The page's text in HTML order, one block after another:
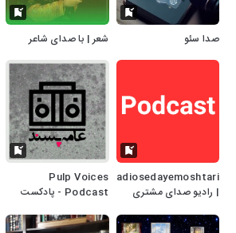
صدا سئو شعر | با صدای شاعر
radiosedayemoshtari
| رادیو صدای مشتری
Pulp Voices
Podcast - پادکست